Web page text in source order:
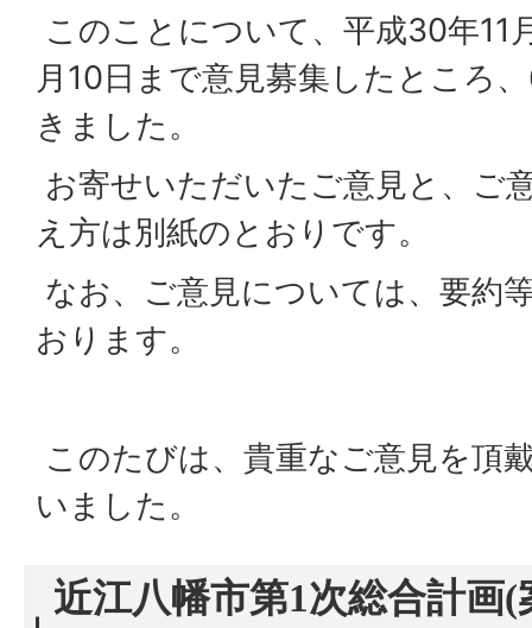
このことについて、平成30年11
月10日まで意見募集したところ
きました。
お寄せいただいたご意見と、ご
え方は別紙のとおりです。
なお、ご意見については、要約
おります。
このたびは、貴重なご意見を頂
いました。
近江八幡市第1次総合計画